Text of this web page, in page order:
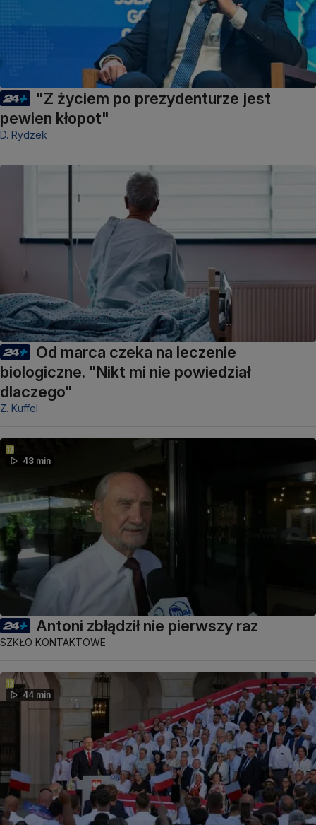
"Z życiem po prezydenturze jest
pewien kłopot"
D. Rydzek
Od marca czeka na leczenie
biologiczne. "Nikt mi nie powiedział
dlaczego"
Z. Kuffel
43 min
Antoni zbłądził nie pierwszy raz
SZKŁO KONTAKTOWE
44 min